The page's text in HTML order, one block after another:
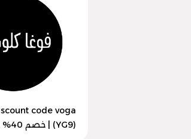
(YG9) | خصم 40% حصري